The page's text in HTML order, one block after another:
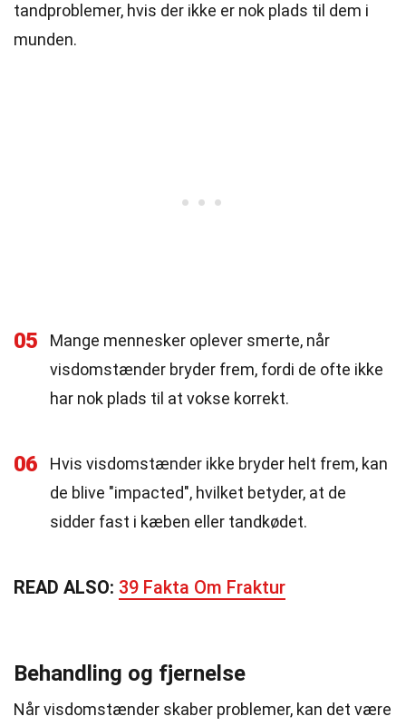
tandproblemer, hvis der ikke er nok plads til dem i
munden.
05
Mange mennesker oplever smerte, når
visdomstænder bryder frem, fordi de ofte ikke
har nok plads til at vokse korrekt.
06
Hvis visdomstænder ikke bryder helt frem, kan
de blive "impacted", hvilket betyder, at de
sidder fast i kæben eller tandkødet.
READ ALSO: 39 Fakta Om Fraktur
Behandling og fjernelse
Når visdomstænder skaber problemer, kan det være